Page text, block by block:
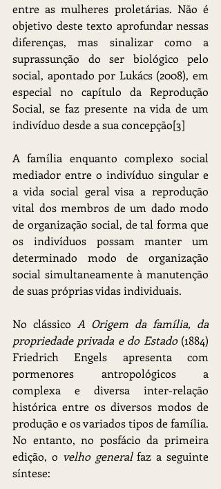
entre as mulheres proletárias. Não é
objetivo deste texto aprofundar nessas
diferenças, mas sinalizar como a
suprassunção do ser biológico pelo
social, apontado por Lukács (2008), em
especial no capítulo da Reprodução
Social, se faz presente na vida de um
indivíduo desde a sua concepção[3]
A família enquanto complexo social
mediador entre o indivíduo singular e
a vida social geral visa a reprodução
vital dos membros de um dado modo
de organização social, de tal forma que
os indivíduos possam manter um
determinado modo de organização
social simultaneamente à manutenção
de suas próprias vidas individuais.
No clássico A Origem da família, da
propriedade privada e do Estado (1884)
Friedrich Engels apresenta com
pormenores antropológicos a
complexa e diversa inter-relação
histórica entre os diversos modos de
produção e os variados tipos de família.
No entanto, no posfácio da primeira
edição, o velho general faz a seguinte
síntese: